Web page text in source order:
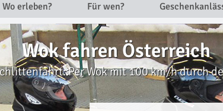
Wo erleben? Für wen?
Wok fahren Österreich
Per Wok mit 100 km/h durch